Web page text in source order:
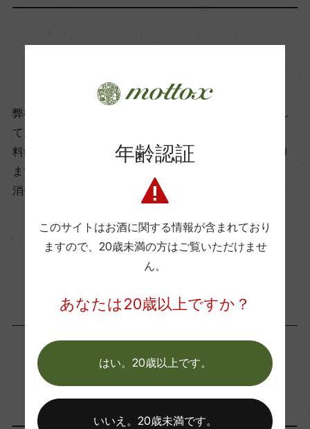
飲み頃温度
ビオ情報・認証機関
ー
有機JAS認証
コンクール入賞歴
海外ワイン専門誌評価歴
Wine Advocate 獲得点
弊社は、酒類販売業免許をお持ちの販売店様とお取引し
ております。
料飲店様には帳合酒販店様を通して商品を提供しており
ます。
消費者様には酒販店様の紹介をしております
お取り寄せ可能店一覧はこちら
年齢認証
このサイトはお酒に関する情報が含まれており
ますので、 20歳未満の方はご覧いただけませ
ん。
あなたは20歳以上ですか？
はい。20歳以上です。
いいえ。20歳未満です。